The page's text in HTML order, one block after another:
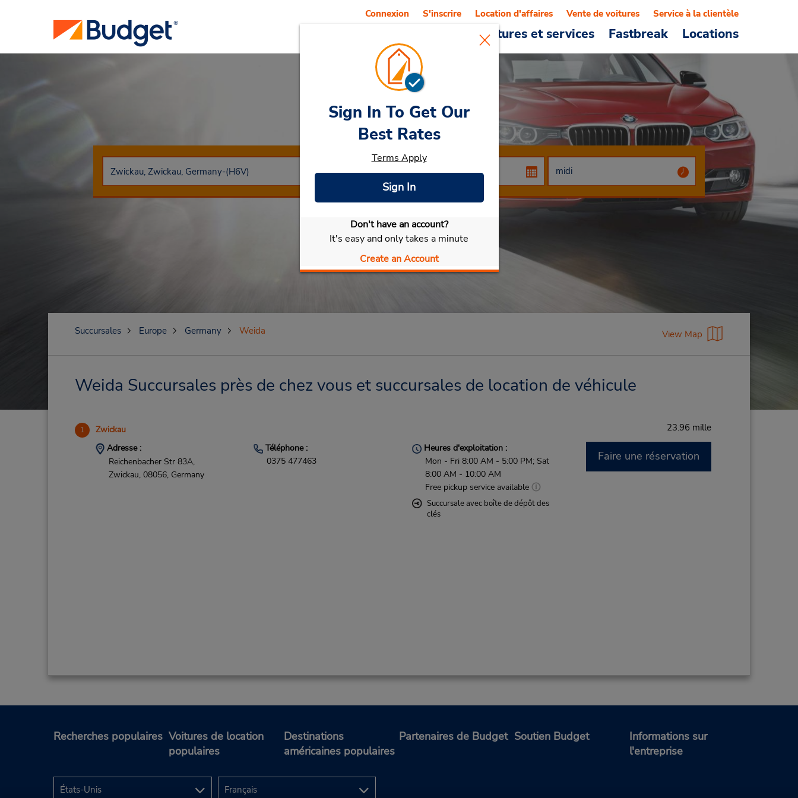
Voitures et services Fastbreak Locations
Connexion S'inscrire Location d'affaires Vente de voitures Service à la clientèle
Car RentalWeida
Sélectionner ma voiture
Sign In To Get Our
Best Rates
Terms Apply
Sign In
Don't have an account?
It's easy and only takes a minute
Create an Account
Succursales Europe Germany Weida View Map
Weida Succursales près de chez vous et succursales de location de véhicule
1 Zwickau 23.96 mille
Adresse :
Reichenbacher Str 83A,
Zwickau, 08056, Germany
Téléphone :
0375 477463
Heures d'exploitation :
Mon - Fri 8:00 AM - 5:00 PM; Sat
8:00 AM - 10:00 AM
Free pickup service available
Succursale avec boîte de dépôt des
clés
Faire une réservation
Recherches populaires Voitures de location
populaires
Destinations
américaines populaires
Partenaires de Budget Soutien Budget
Informations sur
l'entreprise